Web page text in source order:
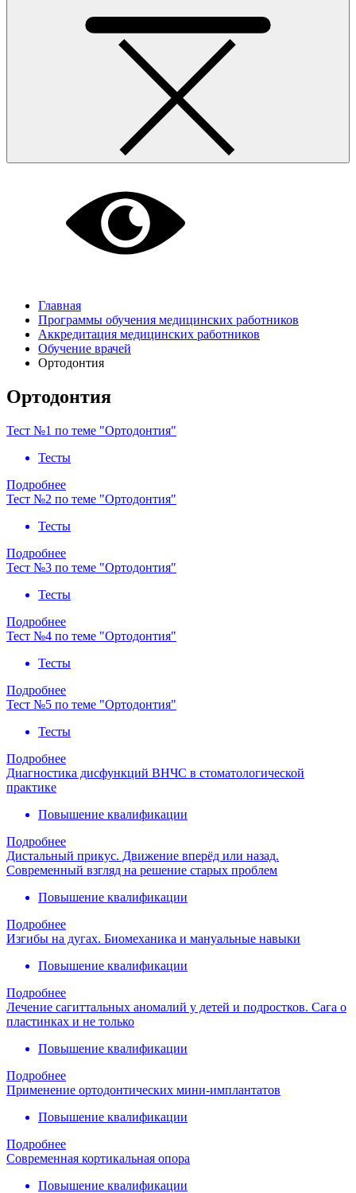
Главная
Программы обучения медицинских работников
Аккредитация медицинских работников
Обучение врачей
Ортодонтия
Ортодонтия
Тест №1 по теме "Ортодонтия"
Тесты
Подробнее
Тест №2 по теме "Ортодонтия"
Тесты
Подробнее
Тест №3 по теме "Ортодонтия"
Тесты
Подробнее
Тест №4 по теме "Ортодонтия"
Тесты
Подробнее
Тест №5 по теме "Ортодонтия"
Тесты
Подробнее
Диагностика дисфункций ВНЧС в стоматологической
практике
Повышение квалификации
Подробнее
Дистальный прикус. Движение вперёд или назад.
Современный взгляд на решение старых проблем
Повышение квалификации
Подробнее
Изгибы на дугах. Биомеханика и мануальные навыки
Повышение квалификации
Подробнее
Лечение сагиттальных аномалий у детей и подростков. Сага о
пластинках и не только
Повышение квалификации
Подробнее
Применение ортодонтических мини-имплантатов
Повышение квалификации
Подробнее
Современная кортикальная опора
Повышение квалификации